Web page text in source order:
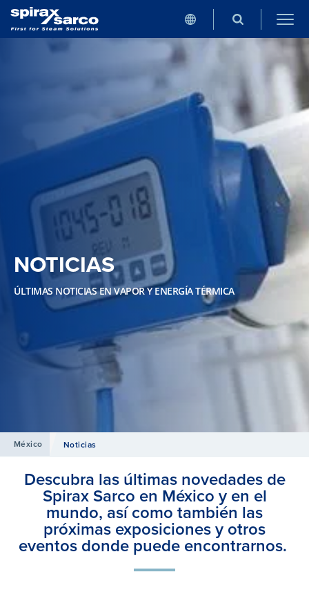
NOTICIAS
ÚLTIMAS NOTICIAS EN VAPOR Y ENERGÍA TÉRMICA
México Noticias
Descubra las últimas novedades de
Spirax Sarco en México y en el
mundo, así como también las
próximas exposiciones y otros
eventos donde puede encontrarnos.